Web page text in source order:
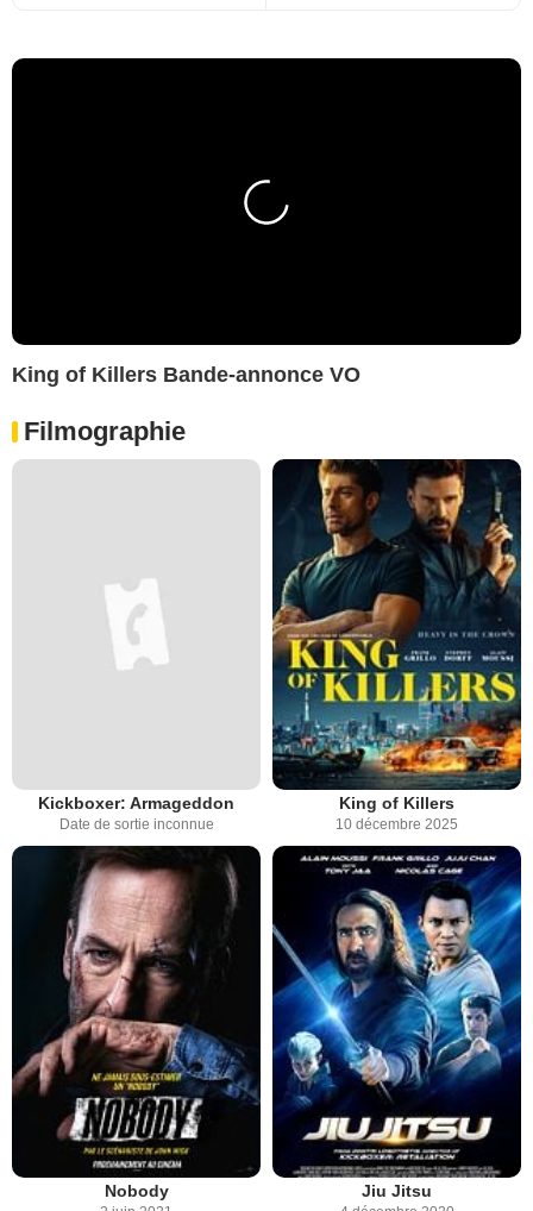
King of Killers Bande-annonce VO
Filmographie
Kickboxer: Armageddon
Date de sortie inconnue
King of Killers
10 décembre 2025
Nobody Jiu Jitsu